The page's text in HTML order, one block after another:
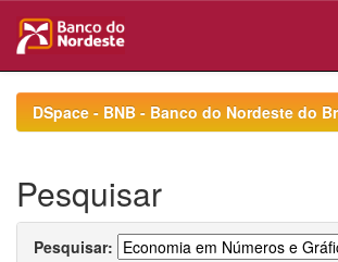
navigationDSpace - BNB - Banco do Nordeste do
Pesquisar
Pesquisar: